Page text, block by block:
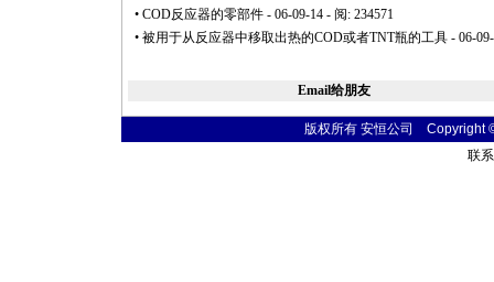
• COD反应器的零部件 - 06-09-14 - 阅: 234571
• 被用于从反应器中移取出热的COD或者TNT瓶的工具 - 06-
Email给朋友
版权所有 安恒公司 Copyright
联